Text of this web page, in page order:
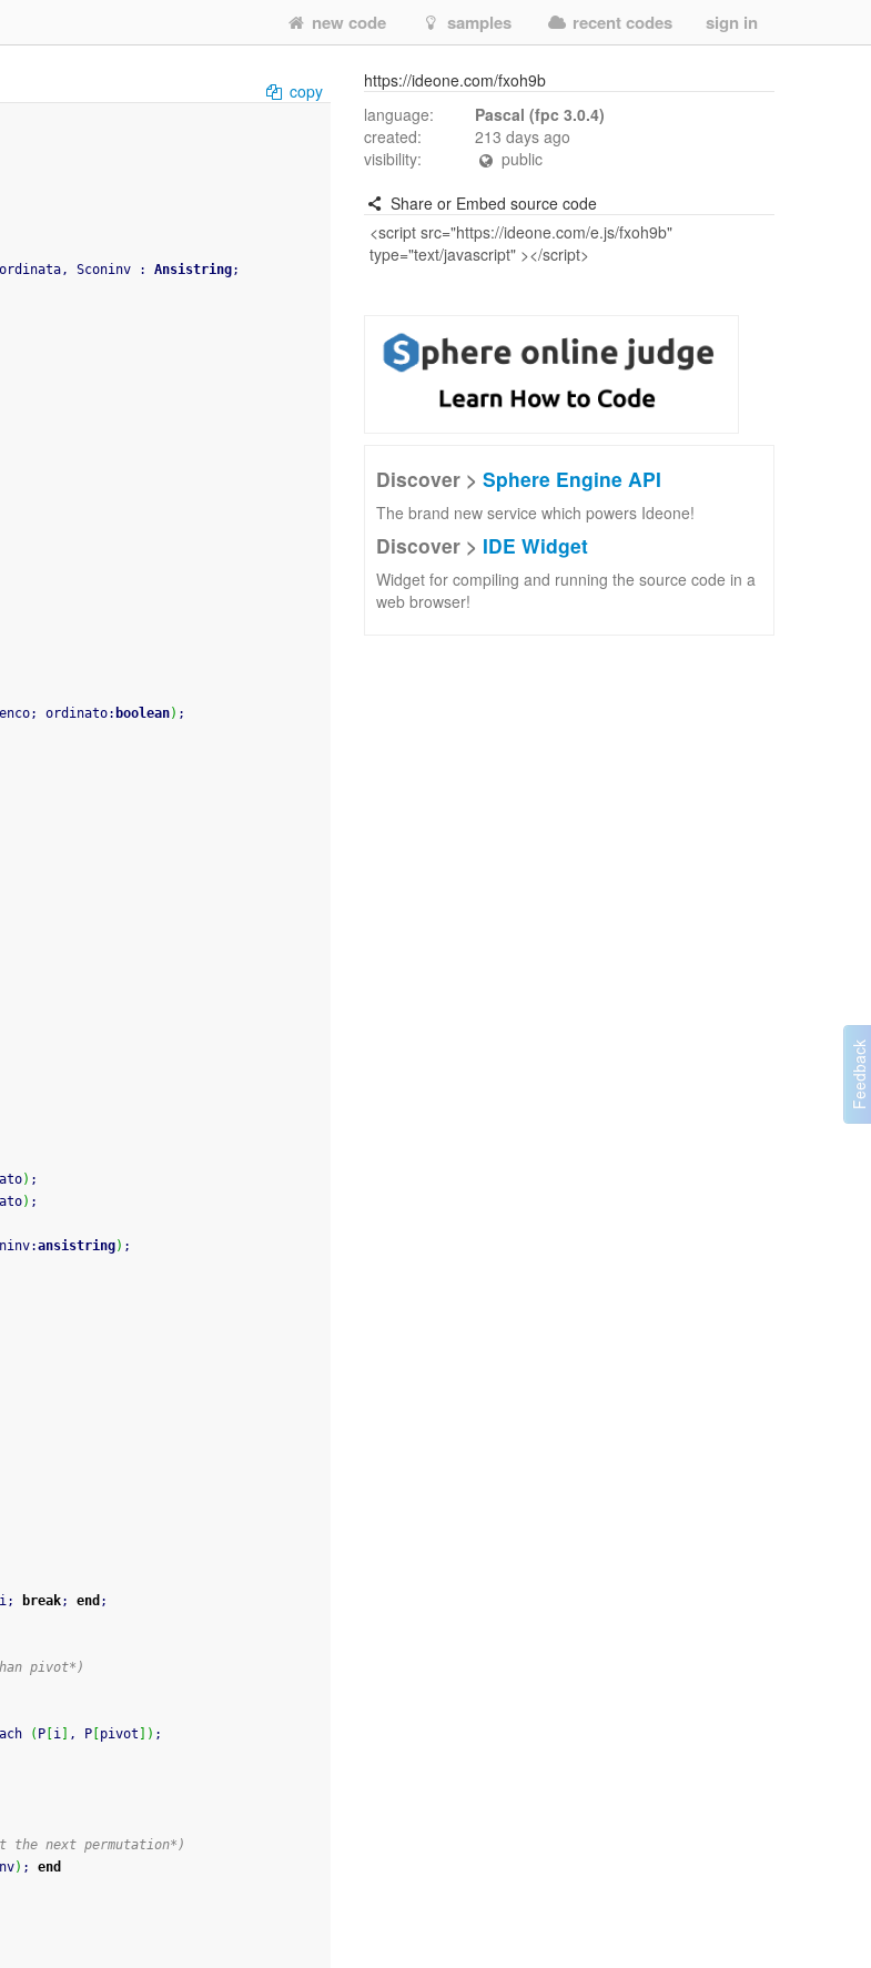
new code samples recent codes sign in
copy
, Sconinv : Ansistring;
; ordinato: boolean) ;
) ;
) ;
:ansistring) ;
i; break; end ;
pivot*)
( P i , P pivot ) ;
the next permutation*)
) ;
end
https://ideone.com/fxoh9b
language:
Pascal (fpc 3.0.4)
created:
213 days ago
visibility:
public
Share or Embed source code
Discover > Sphere Engine API
The brand new service which powers Ideone!
Discover > IDE Widget
Widget for compiling and running the source code in a
web browser!